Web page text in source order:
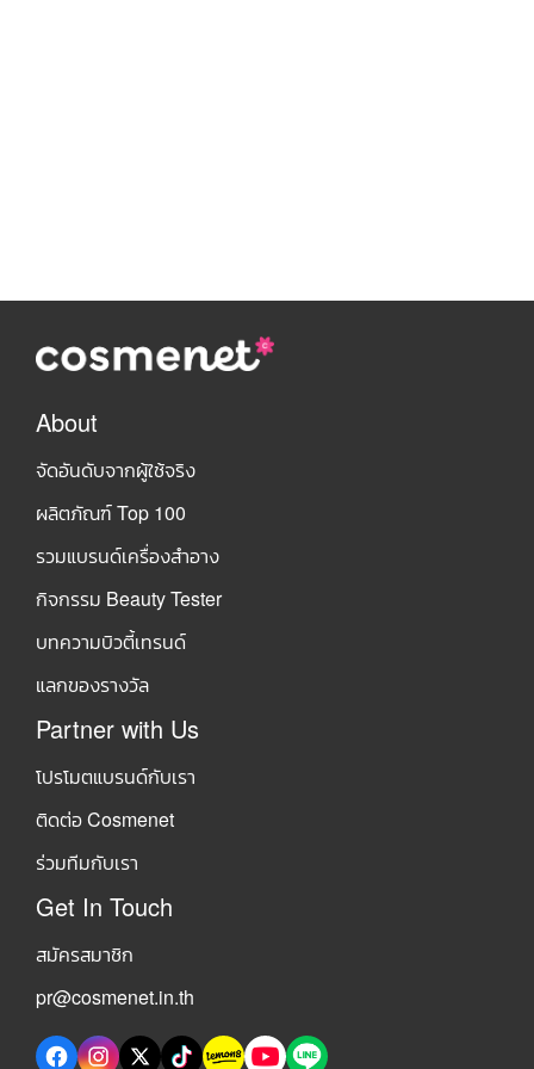
About
จัดอันดับจากผู้ใช้จริง
ผลิตภัณฑ์ Top 100
รวมแบรนด์เครื่องสำอาง
กิจกรรม Beauty Tester
บทความบิวตี้เทรนด์
แลกของรางวัล
Partner with Us
โปรโมตแบรนด์กับเรา
ติดต่อ Cosmenet
ร่วมทีมกับเรา
Get In Touch
สมัครสมาชิก
pr@cosmenet.in.th